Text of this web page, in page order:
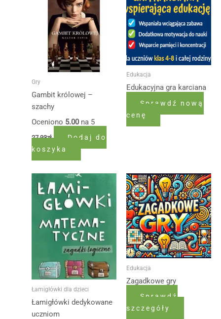
Gry
Gambit królowej –
szachy
Oceniono 5.00na 5
27,93zł
Dodaj do
koszyka
Edukacja
Edukacyjna gra karciana
Sprawdź nową
cenę
Łamigłówki dla dzieci
Łamigłówki dedykowane
uczniom
Edukacja
Zagadkowe gry
Sprawdź
szczegóły